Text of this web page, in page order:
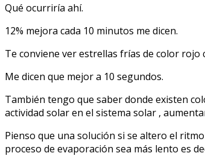
Qué ocurriría ahí.
12% mejora cada 10 minutos me dicen.
Te conviene ver estrellas frías de color rojo
Me dicen que mejor a 10 segundos.
También tengo que saber donde existen
actividad solar en el sistema solar ,
Pienso que una solución si se altero el
proceso de evaporación sea más lento es